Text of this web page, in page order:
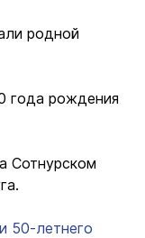
родной
года рождения
Сотнурском
50-летнего